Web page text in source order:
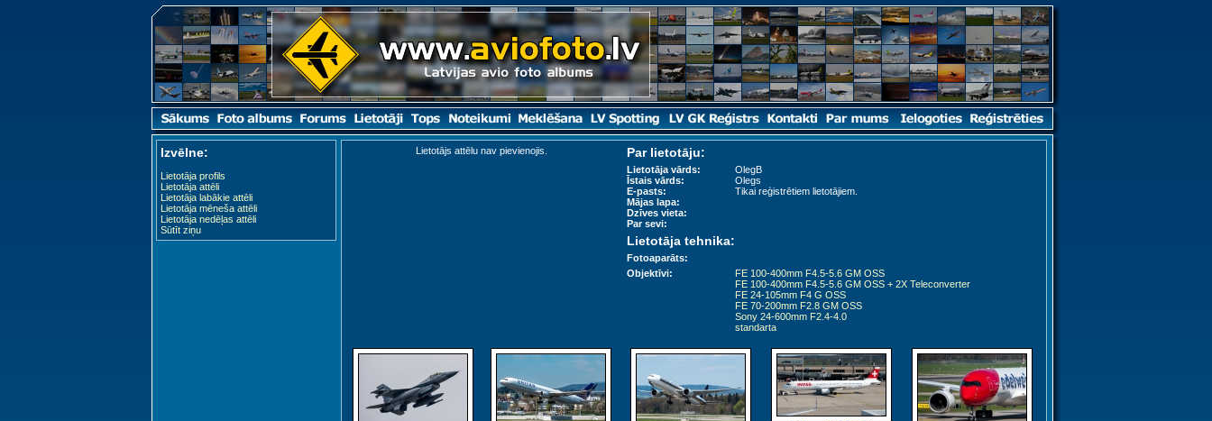
Izvēlne:
Lietotāja profils
Lietotāja attēli
Lietotāja labākie attēli
Lietotāja mēneša attēli
Lietotāja nedēļas attēli
Sūtīt ziņu
Lietotājs attēlu nav pievienojis. Par lietotāju:
Lietotāja vārds:
OlegB
Īstais vārds:
Olegs
E-pasts:
Tikai reģistrētiem lietotājiem.
Mājas lapa:
Dzīves vieta:
Par sevi:
Lietotāja tehnika:
Fotoaparāts:
Objektīvi:
FE 100-400mm F4.5-5.6 GM OSS
FE 100-400mm F4.5-5.6 GM OSS + 2X Teleconverter
FE 24-105mm F4 G OSS
FE 70-200mm F2.8 GM OSS
Sony 24-600mm F2.4-4.0
standarta